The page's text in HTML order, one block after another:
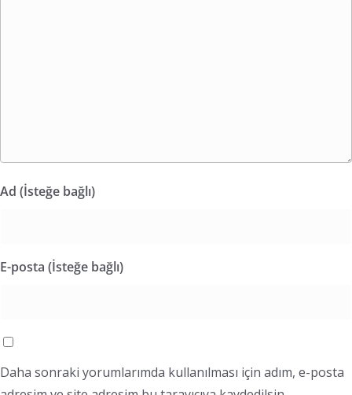
Ad (İsteğe bağlı)
E-posta (İsteğe bağlı)
Daha sonraki yorumlarımda kullanılması için adım, e-posta